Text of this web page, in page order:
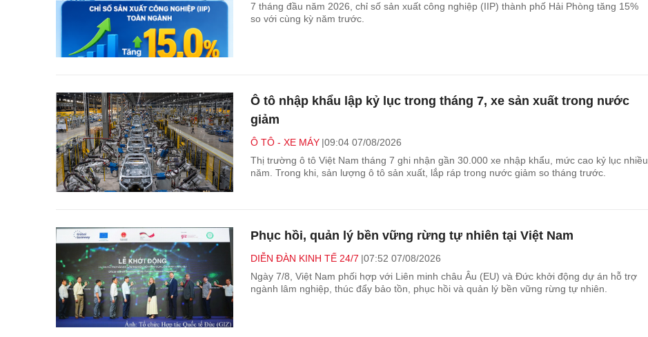
7 tháng đầu năm 2026, chỉ số sản xuất công nghiệp (IIP) thành phố Hải Phòng tăng 15%
so với cùng kỳ năm trước.
Ô tô nhập khẩu lập kỷ lục trong tháng 7, xe sản xuất trong nước
giảm
Ô TÔ - XE MÁY 09:04 07/08/2026
Thị trường ô tô Việt Nam tháng 7 ghi nhận gần 30.000 xe nhập khẩu, mức cao kỷ lục nhiều
năm. Trong khi, sản lượng ô tô sản xuất, lắp ráp trong nước giảm so tháng trước.
Phục hồi, quản lý bền vững rừng tự nhiên tại Việt Nam
DIỄN ĐÀN KINH TẾ 24/7 07:52 07/08/2026
Ngày 7/8, Việt Nam phối hợp với Liên minh châu Âu (EU) và Đức khởi động dự án hỗ trợ
ngành lâm nghiệp, thúc đẩy bảo tồn, phục hồi và quản lý bền vững rừng tự nhiên.